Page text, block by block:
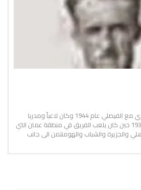
أول من حمل كأس الدوري مع الفيصلي عام 1944 وكان لاعباً ومدربا
ومثل الفريق في العام 1939 حين كان يلعب الفريق في منطقة عمان التي
والجزيرة والشباب والهومنتمن الى جانب